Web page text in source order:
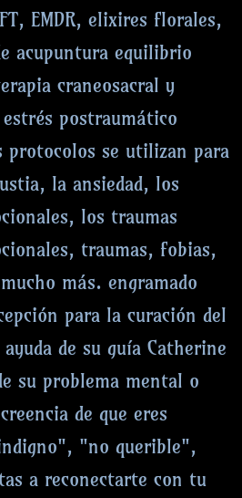
EMDR, elixires florales,
acupuntura equilibrio
craneosacral y
postraumático
protocolos se utilizan para
la ansiedad, los
los traumas
traumas, fobias,
más. engramado
para la curación del
de su guía Catherine
su problema mental o
de que eres
"no querible",
a reconectarte con tu